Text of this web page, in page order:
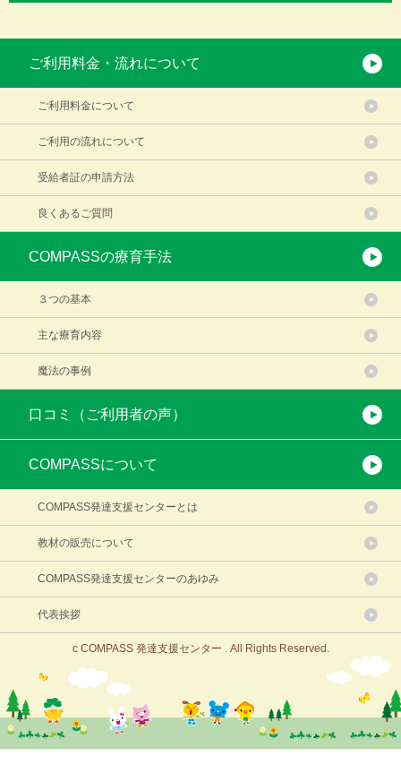
ご利用料金・流れについて
ご利用料金について
ご利用の流れについて
受給者証の申請方法
良くあるご質問
COMPASSの療育手法
３つの基本
主な療育内容
魔法の事例
口コミ（ご利用者の声）
COMPASSについて
COMPASS発達支援センターとは
教材の販売について
COMPASS発達支援センターのあゆみ
代表挨拶
c COMPASS 発達支援センター . All Rights Reserved.